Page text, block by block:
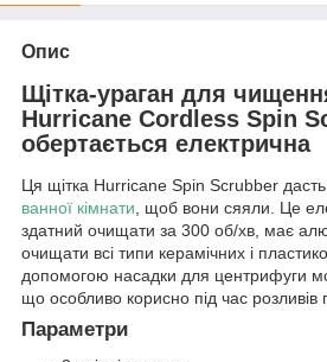
Опис
Щітка-ураган для
Hurricane Cordless Spin
обертається електрична
Ця щітка Hurricane Spin Scrubber
ванної кімнати, щоб вони сяяли. Це
здатний очищати за 300 об/хв, має
очищати всі типи керамічних і
допомогою насадки для центрифуги
що особливо корисно під час розливів
Параметри